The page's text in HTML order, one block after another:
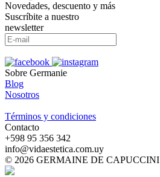
Novedades, descuento y más
Suscríbite a nuestro
newsletter
Sobre Germanie
Blog
Nosotros
Términos y condiciones
Contacto
‪+598 95 356 342‬
info@vidaestetica.com.uy
© 2026 GERMAINE DE CAPUCCINI